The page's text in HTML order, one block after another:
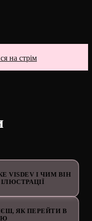
на стрім
VISDEV І ЧИМ ВІН
ЯК ПЕРЕЙТИ В